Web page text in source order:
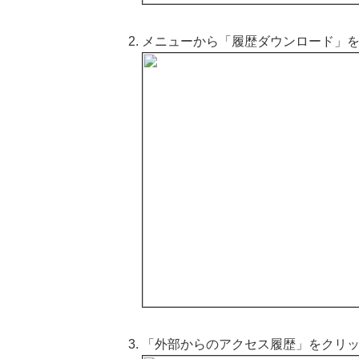
メニューから「履歴ダウンロード」
「外部からのアクセス履歴」をクリ